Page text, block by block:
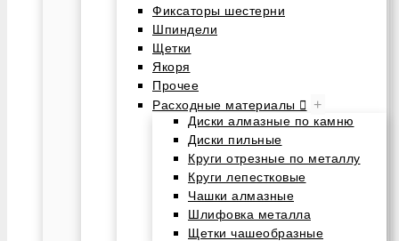
Фиксаторы шестерни
Шпиндели
Щетки
Якоря
Прочее
Расходные материалы
+
Диски алмазные по камню
Диски пильные
Круги отрезные по металлу
Круги лепестковые
Чашки алмазные
Шлифовка металла
Щетки чашеобразные